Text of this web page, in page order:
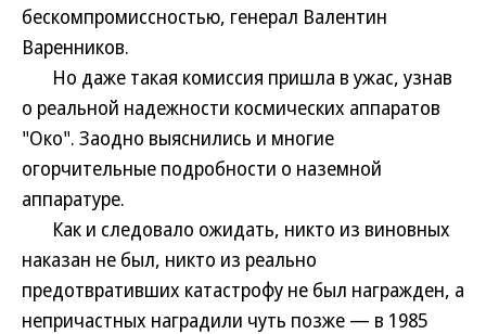
бескомпромиссностью, генерал Валентин
Варенников.
Но даже такая комиссия пришла в ужас, узнав
о реальной надежности космических аппаратов
"Око". Заодно выяснились и многие
огорчительные подробности о наземной
аппаратуре.
Как и следовало ожидать, никто из виновных
наказан не был, никто из реально
предотвративших катастрофу не был награжден, а
непричастных наградили чуть позже — в 1985